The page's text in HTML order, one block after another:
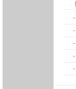
-
-
-
-
-